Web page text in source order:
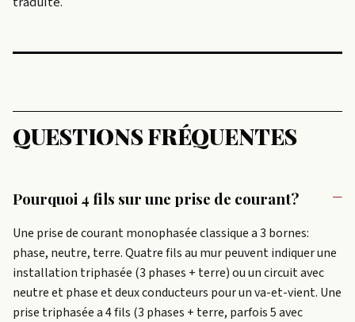
QUESTIONS FRÉQUENTES
Pourquoi 4 fils sur une prise de courant?
Une prise de courant monophasée classique a 3 bornes:
phase, neutre, terre. Quatre fils au mur peuvent indiquer une
installation triphasée (3 phases + terre) ou un circuit avec
neutre et phase et deux conducteurs pour un va-et-vient. Une
prise triphasée a 4 fils (3 phases + terre, parfois 5 avec